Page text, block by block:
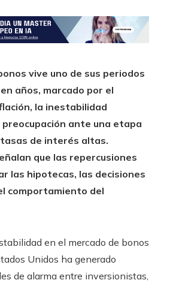
vive uno de sus periodos
años, marcado por el
la inestabilidad
ante una etapa
de interés altas.
que las repercusiones
las hipotecas, las decisiones
comportamiento del
en el mercado de bonos
Unidos ha generado
de alarma entre inversionistas,